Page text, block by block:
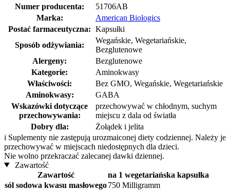
Numer producenta:
51706AB
Marka:
American Biologics
Postać farmaceutyczna: Kapsułki
Sposób odżywiania:
Wegańskie, Wegetariańskie,
Bezglutenowe
Alergeny:
Bezglutenowe
Kategorie:
Aminokwasy
Właściwości:
Bez GMO, Wegańskie, Wegetariańskie
Aminokwasy:
GABA
Wskazówki dotyczące
przechowywania:
przechowywać w chłodnym, suchym
miejscu z dala od światła
Dobry dla:
Żołądek i jelita
i Suplementy nie zastępują urozmaiconej diety codziennej. Należy je
przechowywać w miejscach niedostępnych dla dzieci.
Nie wolno przekraczać zalecanej dawki dziennej.
Zawartość
Zawartość
na 1 wegetariańska kapsułka
sól sodowa kwasu masłowego750 Milligramm